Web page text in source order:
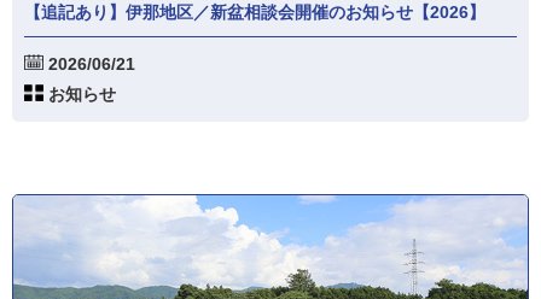
【追記あり】伊那地区／新盆相談会開催のお知らせ【2026】
2026/06/21
お知らせ